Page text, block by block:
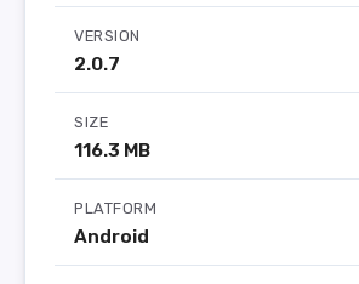
VERSION
2.0.7
SIZE
116.3 MB
PLATFORM
Android